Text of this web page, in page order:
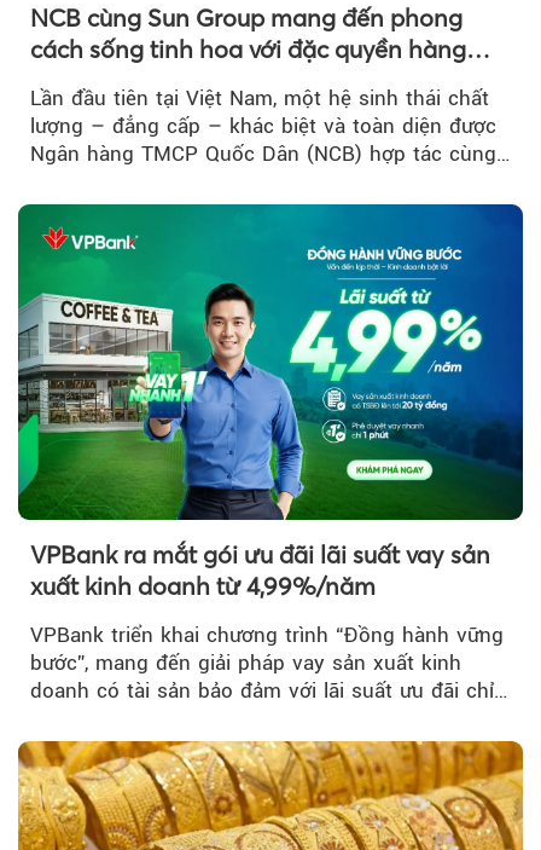
NCB cùng Sun Group mang đến phong
cách sống tinh hoa với đặc quyền hàng
Lần đầu tiên tại Việt Nam, một hệ sinh thái chất
lượng – đẳng cấp – khác biệt và toàn diện được
Ngân hàng TMCP Quốc Dân (NCB) hợp tác cùng
VPBank ra mắt gói ưu đãi lãi suất vay sản
xuất kinh doanh từ 4,99%/năm
VPBank triển khai chương trình “Đồng hành vững
bước”, mang đến giải pháp vay sản xuất kinh
doanh có tài sản bảo đảm với lãi suất ưu đãi chỉ